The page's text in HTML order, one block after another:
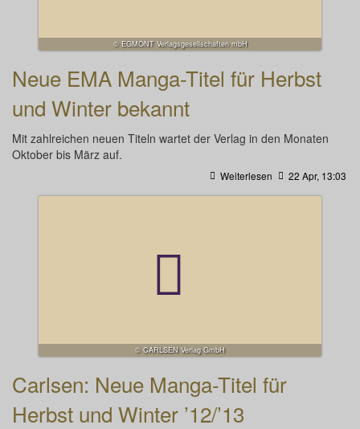
© EGMONT Verlagsgesellschaften mbH
Neue EMA Manga-Titel für Herbst
und Winter bekannt
Mit zahlreichen neuen Titeln wartet der Verlag in den Monaten
Oktober bis März auf.
Weiterlesen 22 Apr, 13:03
© CARLSEN Verlag GmbH
Carlsen: Neue Manga-Titel für
Herbst und Winter ’12/’13